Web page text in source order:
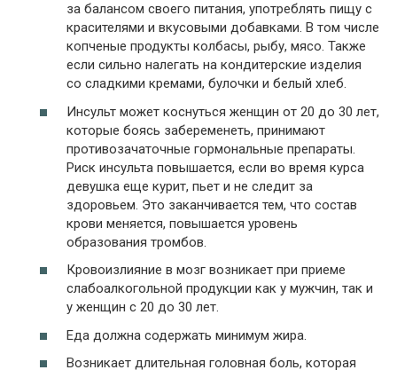
за балансом своего питания, употреблять пищу с
красителями и вкусовыми добавками. В том числе
копченые продукты колбасы, рыбу, мясо. Также
если сильно налегать на кондитерские изделия
со сладкими кремами, булочки и белый хлеб.
Инсульт может коснуться женщин от 20 до 30 лет,
которые боясь забеременеть, принимают
противозачаточные гормональные препараты.
Риск инсульта повышается, если во время курса
девушка еще курит, пьет и не следит за
здоровьем. Это заканчивается тем, что состав
крови меняется, повышается уровень
образования тромбов.
Кровоизлияние в мозг возникает при приеме
слабоалкогольной продукции как у мужчин, так и
у женщин с 20 до 30 лет.
Еда должна содержать минимум жира.
Возникает длительная головная боль, которая